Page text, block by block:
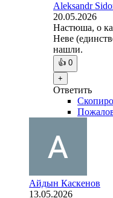
Aleksandr
20.05.2026
Настюша, о
Неве
нашли.
👍 0
+
Ответить
Айдын Каскенов
13.05.2026